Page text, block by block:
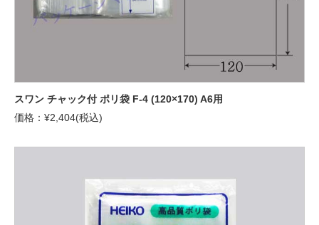
スワン チャック付 ポリ袋 F-4 (120×170) A6用
価格：¥2,404(税込)